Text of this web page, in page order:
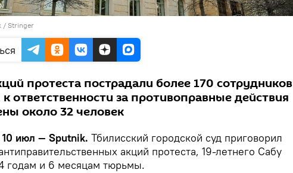
/ Stringer
протеста пострадали более 170 сотрудников
ответственности за противоправные действия
около 32 человек
июл — Sputnik. Тбилисский городской суд приговорил
акций протеста, 19-летнего Сабу
годам и 6 месяцам тюрьмы.